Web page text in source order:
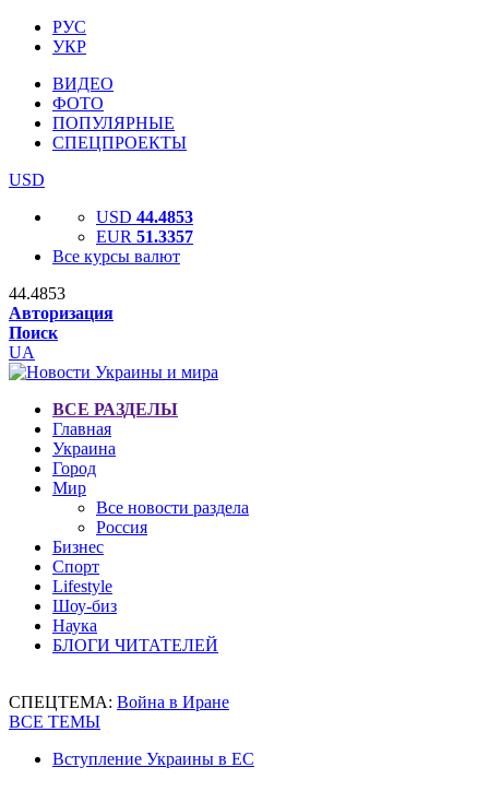
РУС
УКР
ВИДЕО
ФОТО
ПОПУЛЯРНЫЕ
СПЕЦПРОЕКТЫ
USD
USD 44.4853
EUR 51.3357
Все курсы валют
44.4853
Авторизация
Поиск
UA
ВСЕ РАЗДЕЛЫ
Главная
Украина
Город
Мир
Все новости раздела
Россия
Бизнес
Спорт
Lifestyle
Шоу-биз
Наука
БЛОГИ ЧИТАТЕЛЕЙ
СПЕЦТЕМА: Война в Иране
ВСЕ ТЕМЫ
Вступление Украины в ЕС